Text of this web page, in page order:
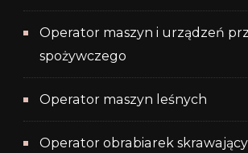
Operator maszyn i urządzeń
spożywczego
Operator maszyn leśnych
Operator obrabiarek